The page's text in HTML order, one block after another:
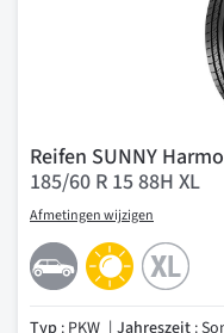
Reifen SUNNY
185/60 R 15 88H XL
Afmetingen wijzigen
Typ : PKW Jahreszeit :